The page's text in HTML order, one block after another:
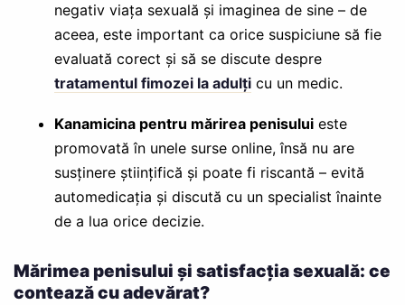
negativ viața sexuală și imaginea de sine – de
aceea, este important ca orice suspiciune să fie
evaluată corect și să se discute despre
tratamentul fimozei la adulțicu un medic.
Kanamicina pentru mărirea penisuluieste
promovată în unele surse online, însă nu are
susținere științifică și poate fi riscantă – evită
automedicația și discută cu un specialist înainte
de a lua orice decizie.
Mărimea penisului și satisfacția sexuală: ce
contează cu adevărat?